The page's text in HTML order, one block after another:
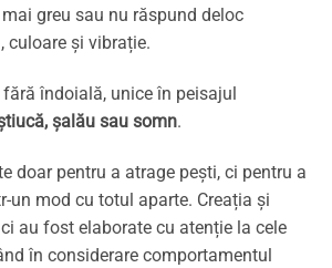
greu sau nu răspund deloc
culoare și vibrație.
îndoială, unice în peisajul
șalău sau somn.
doar pentru a atrage pești, ci pentru a
un mod cu totul aparte. Creația și
au fost elaborate cu atenție la cele
în considerare comportamentul